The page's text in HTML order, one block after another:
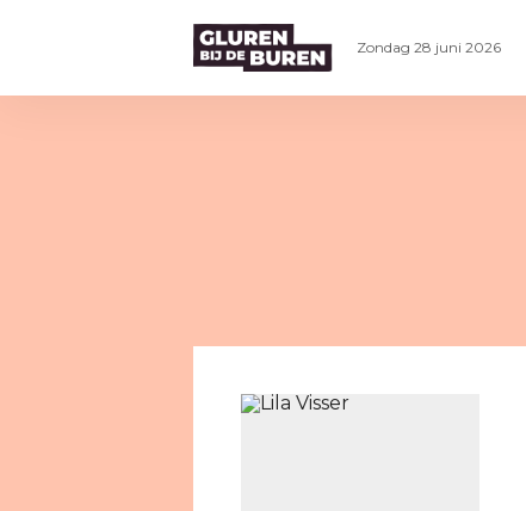
Zondag 28 juni 2026